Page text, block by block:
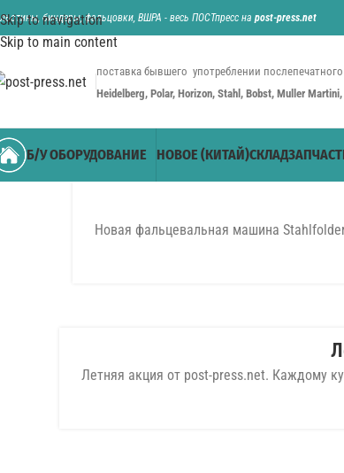
Skip to navigation
Skip to main content
биндеры, фальцовки, ВШРА - весь ПОСТпресс на post-press.net
поставка бывшего употреблении
Heidelberg, Polar, Horizon, Stahl, Bobst, Muller
Б/У ОБОРУДОВАНИЕ НОВОЕ (КИТАЙ)СКЛАД
Новая фальцевальная машина
Летняя акция от post-press.net. Каждому